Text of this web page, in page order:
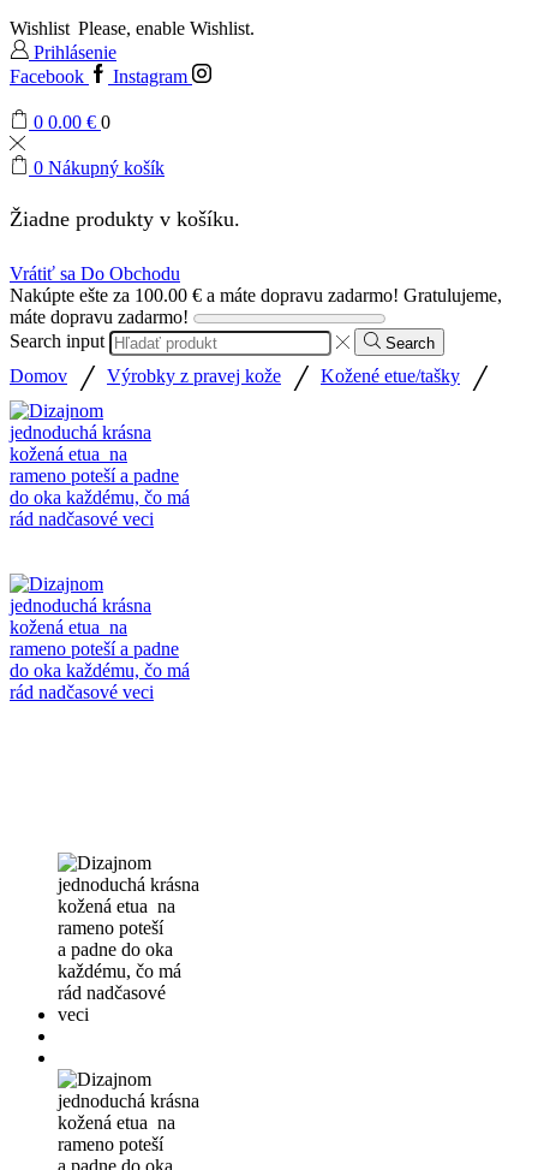
Wishlist Please, enable Wishlist.
Prihlásenie
Facebook
Instagram
0 0.00 € 0
0 Nákupný košík
Žiadne produkty v košíku.
Vrátiť sa Do Obchodu
Nakúpte ešte za 100.00 € a máte dopravu zadarmo! Gratulujeme,
máte dopravu zadarmo!
Search input
Search
Domov / Výrobky z pravej kože / Kožené etue/tašky /